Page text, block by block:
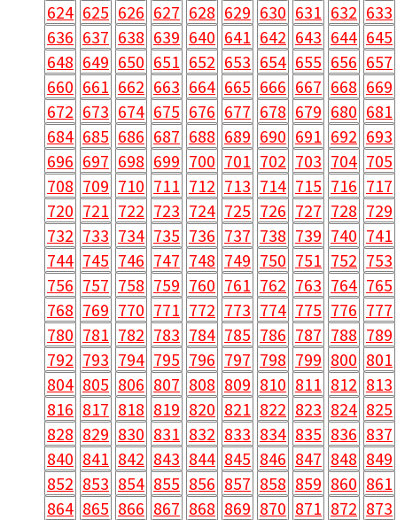
624 625 626 627 628 629 630 631 632 633
636 637 638 639 640 641 642 643 644 645
648 649 650 651 652 653 654 655 656 657
660 661 662 663 664 665 666 667 668 669
672 673 674 675 676 677 678 679 680 681
684 685 686 687 688 689 690 691 692 693
696 697 698 699 700 701 702 703 704 705
708 709 710 711 712 713 714 715 716 717
720 721 722 723 724 725 726 727 728 729
732 733 734 735 736 737 738 739 740 741
744 745 746 747 748 749 750 751 752 753
756 757 758 759 760 761 762 763 764 765
768 769 770 771 772 773 774 775 776 777
780 781 782 783 784 785 786 787 788 789
792 793 794 795 796 797 798 799 800 801
804 805 806 807 808 809 810 811 812 813
816 817 818 819 820 821 822 823 824 825
828 829 830 831 832 833 834 835 836 837
840 841 842 843 844 845 846 847 848 849
852 853 854 855 856 857 858 859 860 861
864 865 866 867 868 869 870 871 872 873